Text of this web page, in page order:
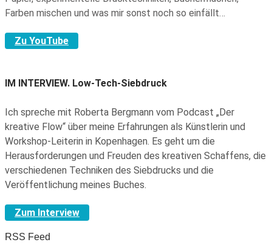
Farben mischen und was mir sonst noch so einfällt…
Zu YouTube
IM INTERVIEW. Low-Tech-Siebdruck
Ich spreche mit Roberta Bergmann vom Podcast „Der
kreative Flow“ über meine Erfahrungen als Künstlerin und
Workshop-Leiterin in Kopenhagen. Es geht um die
Herausforderungen und Freuden des kreativen Schaffens, die
verschiedenen Techniken des Siebdrucks und die
Veröffentlichung meines Buches.
Zum Interview
RSS Feed